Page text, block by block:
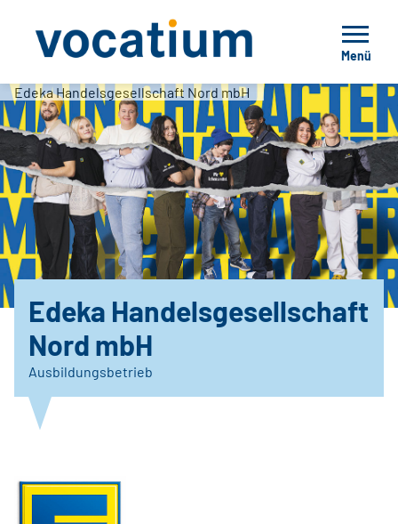
Menü
Edeka Handelsgesellschaft Nord mbH
Edeka Handelsgesellschaft
Nord mbH
Ausbildungsbetrieb